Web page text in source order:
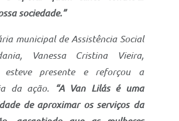
sociedade.”
municipal de Assistência Social
Vanessa Cristina Vieira,
esteve presente e reforçou a
da ação.
“A Van Lilás é uma
de aproximar os serviços da